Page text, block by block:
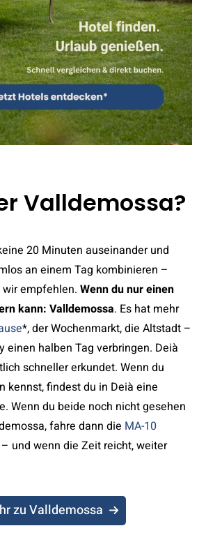
Valldemossa?
20 Minuten auseinander und
an einem Tag kombinieren –
empfehlen. Wenn du nur einen
kann: Valldemossa. Es hat mehr
*, der Wochenmarkt, die Altstadt –
einen halben Tag verbringen. Deià
schneller erkundet. Wenn du
kennst, findest du in Deià eine
Wenn du beide noch nicht gesehen
fahre dann die MA-10
und wenn die Zeit reicht, weiter
zu Valldemossa